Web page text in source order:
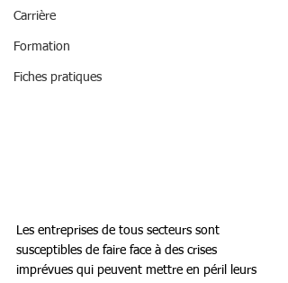
Carrière
Formation
Fiches pratiques
Les entreprises de tous secteurs sont
susceptibles de faire face à des crises
imprévues qui peuvent mettre en péril leurs